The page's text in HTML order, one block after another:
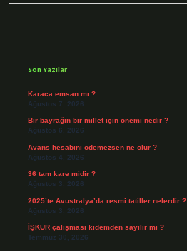
Son Yazılar
Karaca emsan mı ?
Ağustos 7, 2026
Bir bayrağın bir millet için önemi nedir ?
Ağustos 6, 2026
Avans hesabını ödemezsen ne olur ?
Ağustos 4, 2026
36 tam kare midir ?
Ağustos 3, 2026
2025’te Avustralya’da resmi tatiller nelerdir ?
Ağustos 3, 2026
İŞKUR çalışması kıdemden sayılır mı ?
Temmuz 30, 2026